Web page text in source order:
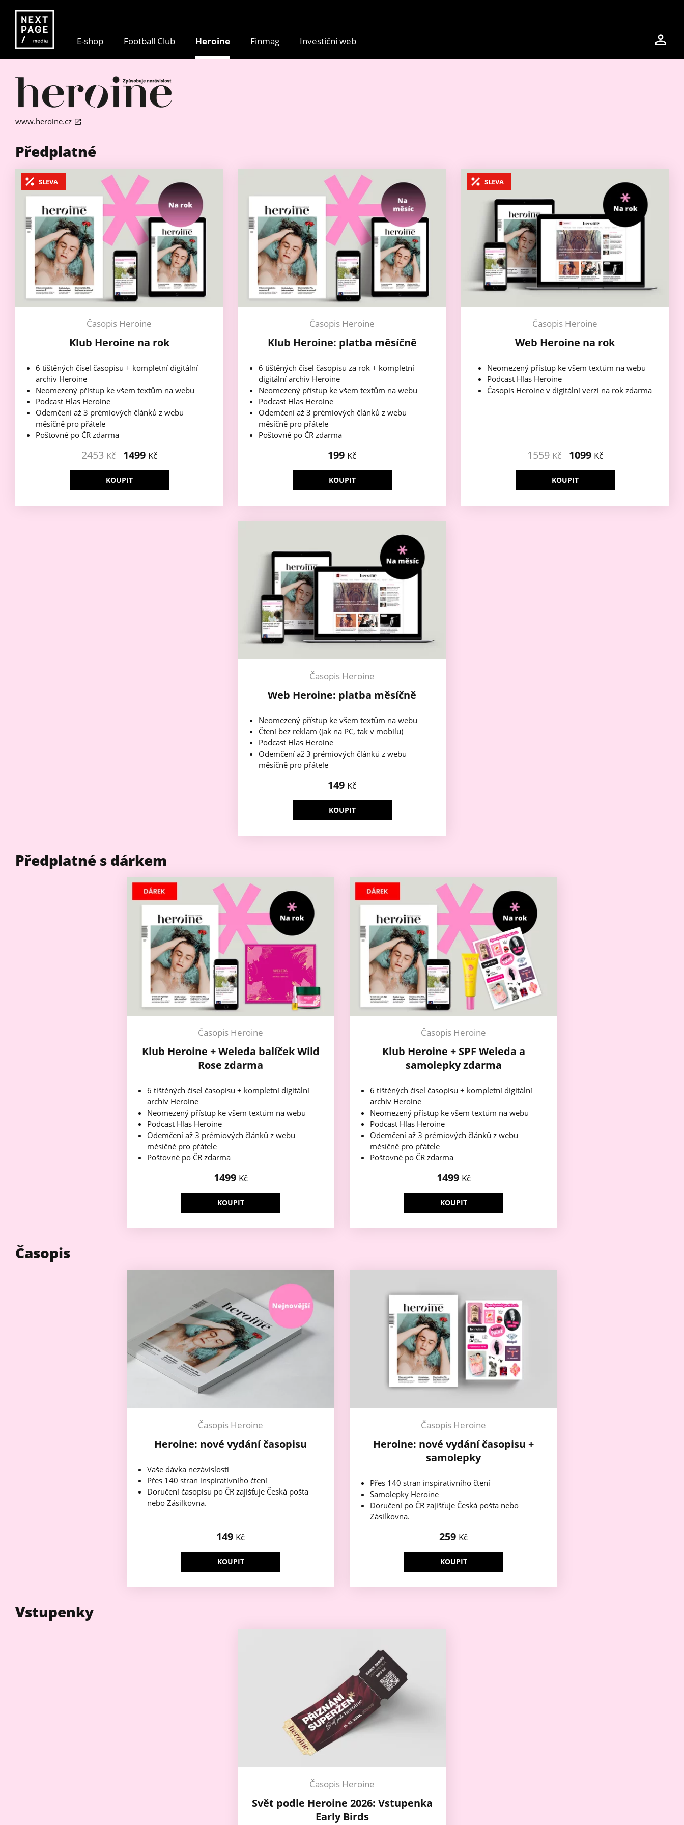
E-shop Football Club Heroine Finmag Investiční web
www.heroine.cz
Předplatné
SLEVA
Časopis Heroine
Klub Heroine na rok
6 tištěných čísel časopisu + kompletní digitální
archiv Heroine
Neomezený přístup ke všem textům na webu
Podcast Hlas Heroine
Odemčení až 3 prémiových článků z webu
měsíčně pro přátele
Poštovné po ČR zdarma
2453Kč 1499 Kč
KOUPIT
Časopis Heroine
Klub Heroine: platba měsíčně
6 tištěných čísel časopisu za rok + kompletní
digitální archiv Heroine
Neomezený přístup ke všem textům na webu
Podcast Hlas Heroine
Odemčení až 3 prémiových článků z webu
měsíčně pro přátele
Poštovné po ČR zdarma
199 Kč
KOUPIT
SLEVA
Časopis Heroine
Web Heroine na rok
Neomezený přístup ke všem textům na webu
Podcast Hlas Heroine
Časopis Heroine v digitální verzi na rok zdarma
1559Kč 1099 Kč
KOUPIT
Časopis Heroine
Web Heroine: platba měsíčně
Neomezený přístup ke všem textům na webu
Čtení bez reklam (jak na PC, tak v mobilu)
Podcast Hlas Heroine
Odemčení až 3 prémiových článků z webu
měsíčně pro přátele
149 Kč
KOUPIT
Předplatné s dárkem
Časopis Heroine
Klub Heroine + Weleda balíček Wild
Rose zdarma
6 tištěných čísel časopisu + kompletní digitální
archiv Heroine
Neomezený přístup ke všem textům na webu
Podcast Hlas Heroine
Odemčení až 3 prémiových článků z webu
měsíčně pro přátele
Poštovné po ČR zdarma
1499 Kč
KOUPIT
Časopis Heroine
Klub Heroine + SPF Weleda a
samolepky zdarma
6 tištěných čísel časopisu + kompletní digitální
archiv Heroine
Neomezený přístup ke všem textům na webu
Podcast Hlas Heroine
Odemčení až 3 prémiových článků z webu
měsíčně pro přátele
Poštovné po ČR zdarma
1499 Kč
KOUPIT
Časopis
Časopis Heroine
Heroine: nové vydání časopisu
Vaše dávka nezávislosti
Přes 140 stran inspirativního čtení
Doručení časopisu po ČR zajišťuje Česká pošta
nebo Zásilkovna.
149 Kč
KOUPIT
Časopis Heroine
Heroine: nové vydání časopisu +
samolepky
Přes 140 stran inspirativního čtení
Samolepky Heroine
Doručení po ČR zajišťuje Česká pošta nebo
Zásilkovna.
259 Kč
KOUPIT
Vstupenky
Časopis Heroine
Svět podle Heroine 2026: Vstupenka
Early Birds